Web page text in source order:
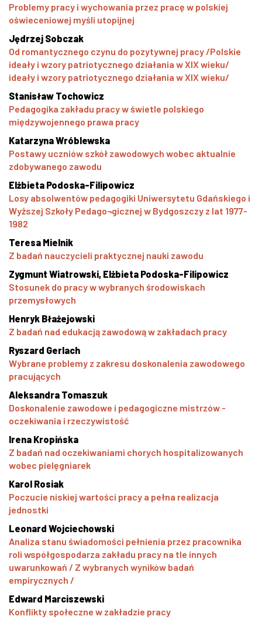
Problemy pracy i wychowania przez pracę w polskiej
oświeceniowej myśli utopijnej
Jędrzej Sobczak
Od romantycznego czynu do pozytywnej pracy /Polskie
ideały i wzory patriotycznego działania w XIX wieku/
ideały i wzory patriotycznego działania w XIX wieku/
Stanisław Tochowicz
Pedagogika zakładu pracy w świetle polskiego
międzywojennego prawa pracy
Katarzyna Wróblewska
Postawy uczniów szkół zawodowych wobec aktualnie
zdobywanego zawodu
Elżbieta Podoska-Filipowicz
Losy absolwentów pedagogiki Uniwersytetu Gdańskiego i
Wyższej Szkoły Pedago¬gicznej w Bydgoszczy z lat 1977-
1982
Teresa Mielnik
Z badań nauczycieli praktycznej nauki zawodu
Zygmunt Wiatrowski, Elżbieta Podoska-Filipowicz
Stosunek do pracy w wybranych środowiskach
przemysłowych
Henryk Błażejowski
Z badań nad edukacją zawodową w zakładach pracy
Ryszard Gerlach
Wybrane problemy z zakresu doskonalenia zawodowego
pracujących
Aleksandra Tomaszuk
Doskonalenie zawodowe i pedagogiczne mistrzów -
oczekiwania i rzeczywistość
Irena Kropińska
Z badań nad oczekiwaniami chorych hospitalizowanych
wobec pielęgniarek
Karol Rosiak
Poczucie niskiej wartości pracy a pełna realizacja
jednostki
Leonard Wojciechowski
Analiza stanu świadomości pełnienia przez pracownika
roli współgospodarza zakładu pracy na tle innych
uwarunkowań / Z wybranych wyników badań
empirycznych /
Edward Marciszewski
Konflikty społeczne w zakładzie pracy